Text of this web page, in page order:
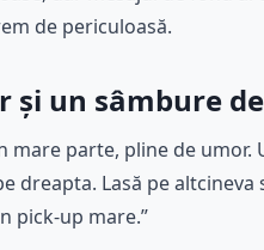
de periculoasă.
și un sâmbure
parte, pline de umor.
dreapta. Lasă pe
pick-up mare.”